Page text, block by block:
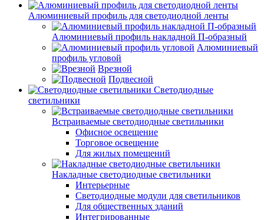
Алюминиевый профиль для светодиодной ленты
Алюминиевый профиль накладной П-образный
Алюминиевый
профиль угловой
Врезной
Подвесной
Светодиодные
светильники
Встраиваемые светодиодные светильники
Офисное освещение
Торговое освещение
Для жилых помещений
Накладные светодиодные светильники
Интерьерные
Светодиодные модули для светильников
Для общественных зданий
Интегрированные